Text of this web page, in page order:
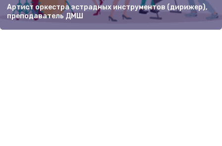
Артист оркестра эстрадных инструментов (дирижер),
преподаватель ДМШ